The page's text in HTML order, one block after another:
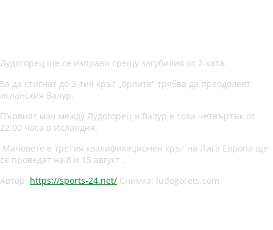
Лудогорец ще се изправи срещу загубилия от 2-ката.
За да стигнат до 3-тия кръг „орлите“ трябва да преодолеят
исланския Валур.
Първият мач между Лудогорец и Валур е този четвъртък от
22:00 часа в Исландия.
Мачовете в третия квалификационен кръг на Лига Европа ще
се проведат на 8 и 15 август .
Автор: https://sports-24.net/ Снимка: ludogorets.com